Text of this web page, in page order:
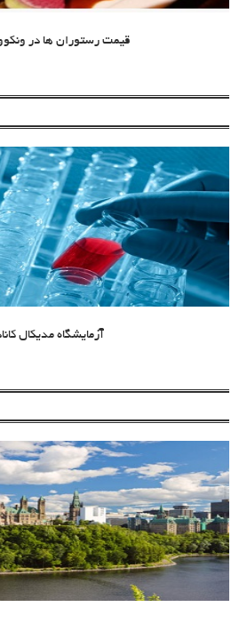
قیمت رستوران ها در
آزمایشگاه مدیکال